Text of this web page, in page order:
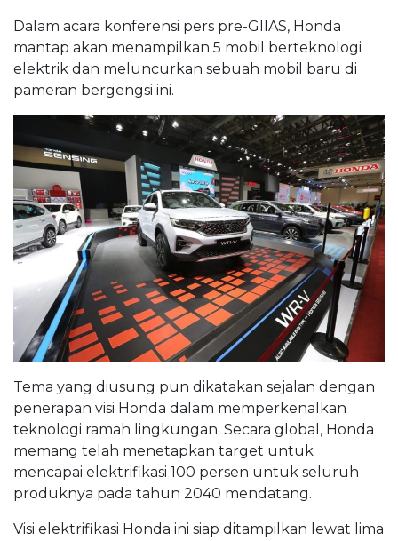
Dalam acara konferensi pers pre-GIIAS, Honda
mantap akan menampilkan 5 mobil berteknologi
elektrik dan meluncurkan sebuah mobil baru di
pameran bergengsi ini.
Tema yang diusung pun dikatakan sejalan dengan
penerapan visi Honda dalam memperkenalkan
teknologi ramah lingkungan. Secara global, Honda
memang telah menetapkan target untuk
mencapai elektrifikasi 100 persen untuk seluruh
produknya pada tahun 2040 mendatang.
Visi elektrifikasi Honda ini siap ditampilkan lewat lima